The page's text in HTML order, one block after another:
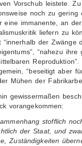
Vorschub leistete.
noch zu gering
eine immanente, an
liefern zu
“innerhalb der Zwänge
“nahezu ihre
Reproduktion”.
“beseitigt aber
Mühen der
gewissermaßen
vorangekommen:
stofflich
der Staat, und
Zuständigkeiten